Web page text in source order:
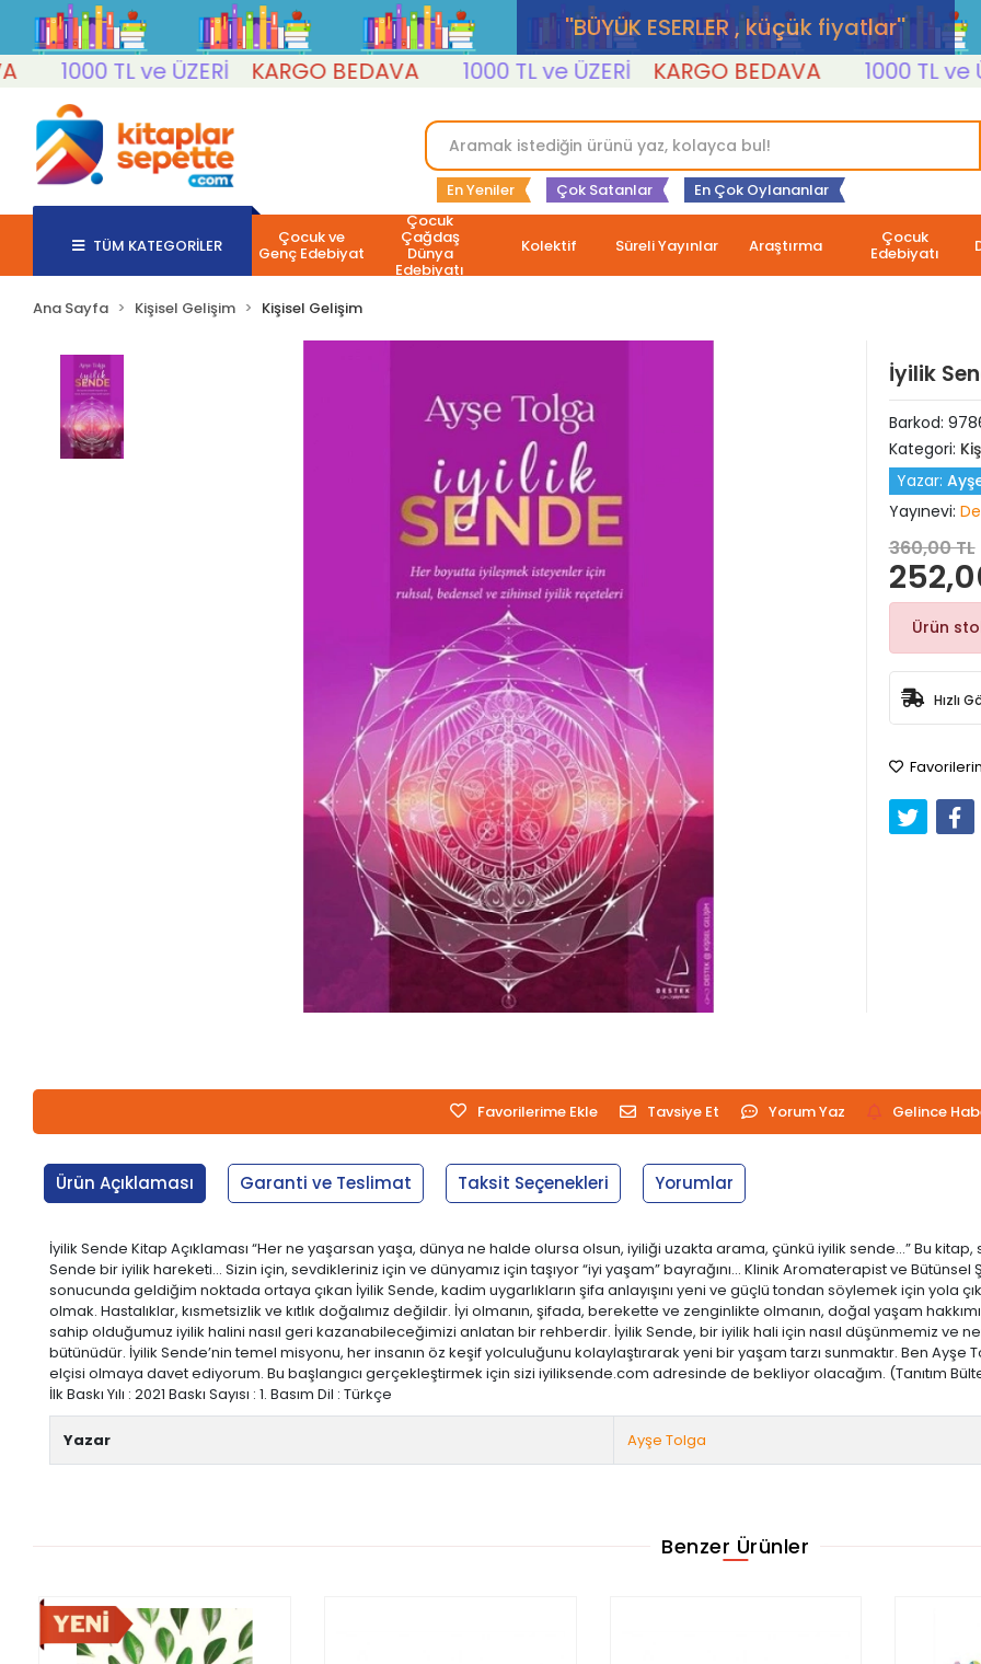
''BÜYÜK ESERLER , küçük fiyatlar''
1000 TL ve ÜZERİ
KARGO BEDAVA 1000 TL ve ÜZERİ KARGO BEDAVA 1000 TL ve
En Yeniler Çok Satanlar En Çok Oylananlar
TÜM KATEGORİLER Çocuk ve
Genç Edebiyat
Çocuk
Çağdaş
Dünya
Edebiyatı
Kolektif Süreli Yayınlar Araştırma Çocuk
Edebiyatı
Ana Sayfa Kişisel Gelişim Kişisel Gelişim
İyilik
Barkod:
Kategori:
Yazar:
Yayınevi:
360,00 TL
Ürün
Hızlı
Favorilerime Ekle Tavsiye Et Yorum Yaz Gelince
Ürün Açıklaması Garanti ve Teslimat Taksit Seçenekleri Yorumlar
İyilik Sende Kitap Açıklaması “Her ne yaşarsan yaşa, dünya ne halde olursa olsun, iyiliği uzakta arama, çünkü iyilik sende...” Bu
Sende bir iyilik hareketi... Sizin için, sevdikleriniz için ve dünyamız için taşıyor “iyi yaşam” bayrağını... Klinik Aromaterapist ve Bütünsel
sonucunda geldiğim noktada ortaya çıkan İyilik Sende, kadim uygarlıkların şifa anlayışını yeni ve güçlü tondan söylemek için yola
olmak. Hastalıklar, kısmetsizlik ve kıtlık doğalımız değildir. İyi olmanın, şifada, berekette ve zenginlikte olmanın, doğal yaşam
sahip olduğumuz iyilik halini nasıl geri kazanabileceğimizi anlatan bir rehberdir. İyilik Sende, bir iyilik hali için nasıl düşünmemiz ve
bütünüdür. İyilik Sende’nin temel misyonu, her insanın öz keşif yolculuğunu kolaylaştırarak yeni bir yaşam tarzı sunmaktır. Ben
elçisi olmaya davet ediyorum. Bu başlangıcı gerçekleştirmek için sizi iyiliksende.com adresinde de bekliyor olacağım. (Tanıtım
İlk Baskı Yılı : 2021 Baskı Sayısı : 1. Basım Dil : Türkçe
Yazar Ayşe Tolga
Benzer Ürünler